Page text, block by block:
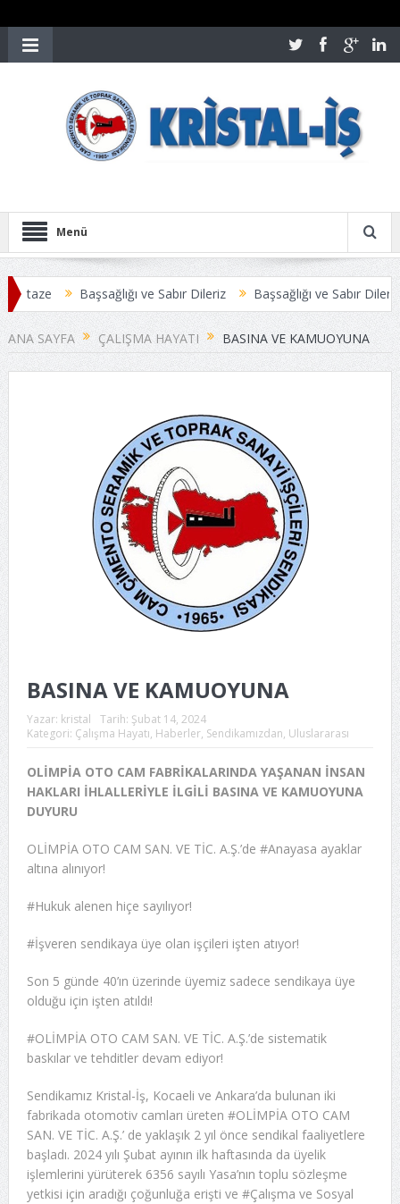
Menü
Başsağlığı ve Sabır Dileriz Başsağlığı ve Sabır Dileriz
ANA SAYFA ÇALIŞMA HAYATI BASINA VE KAMUOYUNA
BASINA VE KAMUOYUNA
Yazar: kristal Tarih: Şubat 14, 2024
Kategori: Çalışma Hayatı, Haberler, Sendikamızdan, Uluslararası
OLİMPİA OTO CAM FABRİKALARINDA YAŞANAN İNSAN
HAKLARI İHLALLERİYLE İLGİLİ BASINA VE KAMUOYUNA
DUYURU
OLİMPİA OTO CAM SAN. VE TİC. A.Ş.’de #Anayasa ayaklar
altına alınıyor!
#Hukuk alenen hiçe sayılıyor!
#İşveren sendikaya üye olan işçileri işten atıyor!
Son 5 günde 40’ın üzerinde üyemiz sadece sendikaya üye
olduğu için işten atıldı!
#OLİMPİA OTO CAM SAN. VE TİC. A.Ş.’de sistematik
baskılar ve tehditler devam ediyor!
Sendikamız Kristal-İş, Kocaeli ve Ankara’da bulunan iki
fabrikada otomotiv camları üreten #OLİMPİA OTO CAM
SAN. VE TİC. A.Ş.’ de yaklaşık 2 yıl önce sendikal faaliyetlere
başladı. 2024 yılı Şubat ayının ilk haftasında da üyelik
işlemlerini yürüterek 6356 sayılı Yasa’nın toplu sözleşme
yetkisi için aradığı çoğunluğa erişti ve #Çalışma ve Sosyal